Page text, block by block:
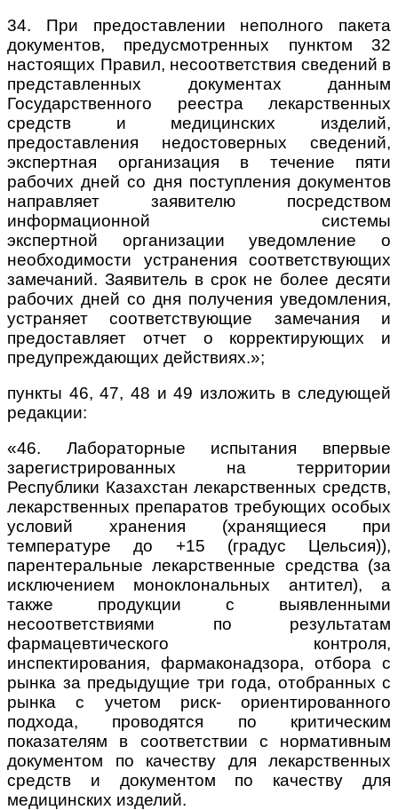
34. При предоставлении неполного пакета
документов, предусмотренных пунктом 32
настоящих Правил, несоответствия сведений в
представленных документах данным
Государственного реестра лекарственных
средств и медицинских изделий,
предоставления недостоверных сведений,
экспертная организация в течение пяти
рабочих дней со дня поступления документов
направляет заявителю посредством
информационной системы
экспертной организации уведомление о
необходимости устранения соответствующих
замечаний. Заявитель в срок не более десяти
рабочих дней со дня получения уведомления,
устраняет соответствующие замечания и
предоставляет отчет о корректирующих и
предупреждающих действиях.»;
пункты 46, 47, 48 и 49 изложить в следующей
редакции:
«46. Лабораторные испытания впервые
зарегистрированных на территории
Республики Казахстан лекарственных средств,
лекарственных препаратов требующих особых
условий хранения (хранящиеся при
температуре до +15 (градус Цельсия)),
парентеральные лекарственные средства (за
исключением моноклональных антител), а
также продукции с выявленными
несоответствиями по результатам
фармацевтического контроля,
инспектирования, фармаконадзора, отбора с
рынка за предыдущие три года, отобранных с
рынка с учетом риск- ориентированного
подхода, проводятся по критическим
показателям в соответствии с нормативным
документом по качеству для лекарственных
средств и документом по качеству для
медицинских изделий.